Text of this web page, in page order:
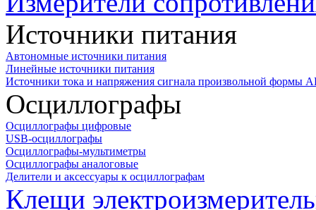
Источники питания
Автономные источники питания
Линейные источники питания
Источники тока и напряжения сигнала произвольной формы
Осциллографы
Осциллографы цифровые
USB-осциллографы
Осциллографы-мультиметры
Осциллографы аналоговые
Делители и аксессуары к осциллографам
Клещи